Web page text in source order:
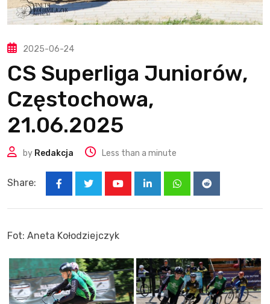
2025-06-24
CS Superliga Juniorów,
Częstochowa,
21.06.2025
by Redakcja Less than a minute
Share:
LinkedInWhatsappReddit
Fot: Aneta Kołodziejczyk